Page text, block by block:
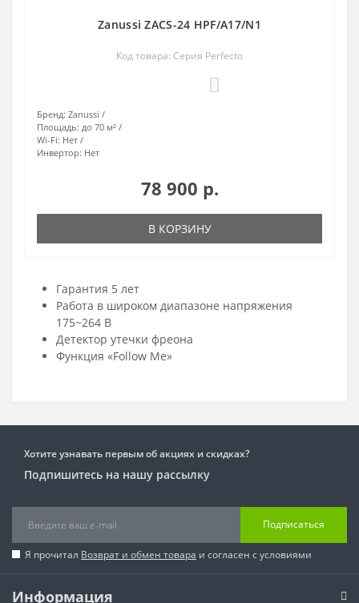
Zanussi ZACS-24 HPF/A17/N1
Код товара: Серия Perfecto
Бренд: Zanussi
Площадь: до 70 м²
Wi-Fi: Нет
Инвертор: Нет
78 900 р.
В КОРЗИНУ
Гарантия 5 лет
Работа в широком диапазоне напряжения
175~264 В
Детектор утечки фреона
Функция «Follow Me»
Хотите узнавать первым об акциях и скидках?
Подпишитесь на нашу рассылку
Подписаться
Я прочитал Возврат и обмен товара и согласен с условиями
Информация